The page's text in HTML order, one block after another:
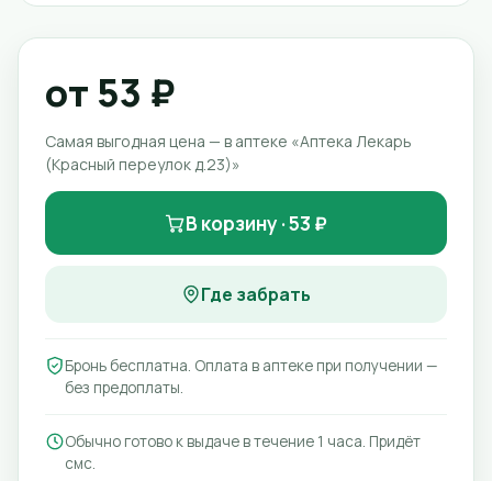
от 53 ₽
Самая выгодная цена — в аптеке «Аптека Лекарь
(Красный переулок д.23)»
В корзину · 53 ₽
Где забрать
Бронь бесплатна. Оплата в аптеке при получении —
без предоплаты.
Обычно готово к выдаче в течение 1 часа. Придёт
смс.